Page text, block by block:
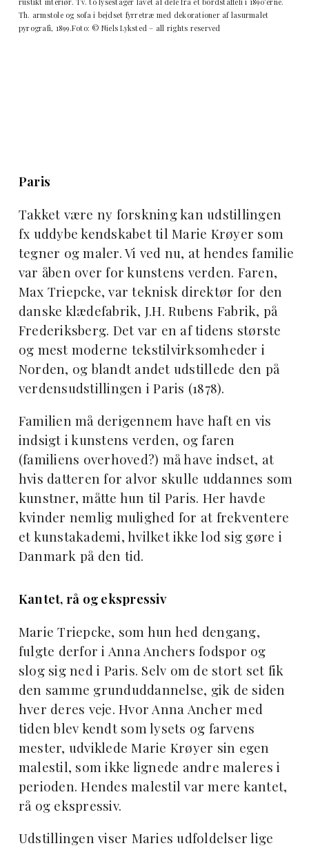
Th. armstole og sofa i bejdset fyrretræ med dekorationer af lasurmalet
pyrografi, 1899.Foto: © Niels Lyksted – all rights reserved
Paris
Takket være ny forskning kan udstillingen
fx uddybe kendskabet til Marie Krøyer som
tegner og maler. Vi ved nu, at hendes familie
var åben over for kunstens verden. Faren,
Max Triepcke, var teknisk direktør for den
danske klædefabrik, J.H. Rubens Fabrik, på
Frederiksberg. Det var en af tidens største
og mest moderne tekstilvirksomheder i
Norden, og blandt andet udstillede den på
verdensudstillingen i Paris (1878).
Familien må derigennem have haft en vis
indsigt i kunstens verden, og faren
(familiens overhoved?) må have indset, at
hvis datteren for alvor skulle uddannes som
kunstner, måtte hun til Paris. Her havde
kvinder nemlig mulighed for at frekventere
et kunstakademi, hvilket ikke lod sig gøre i
Danmark på den tid.
Kantet, rå og ekspressiv
Marie Triepcke, som hun hed dengang,
fulgte derfor i Anna Anchers fodspor og
slog sig ned i Paris. Selv om de stort set fik
den samme grunduddannelse, gik de siden
hver deres veje. Hvor Anna Ancher med
tiden blev kendt som lysets og farvens
mester, udviklede Marie Krøyer sin egen
malestil, som ikke lignede andre maleres i
perioden. Hendes malestil var mere kantet,
rå og ekspressiv.
Udstillingen viser Maries udfoldelser lige